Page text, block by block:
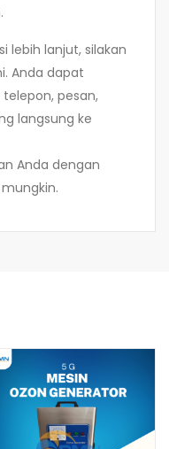
lebih lanjut, silakan
Anda dapat
pesan,
langsung ke
Anda dengan